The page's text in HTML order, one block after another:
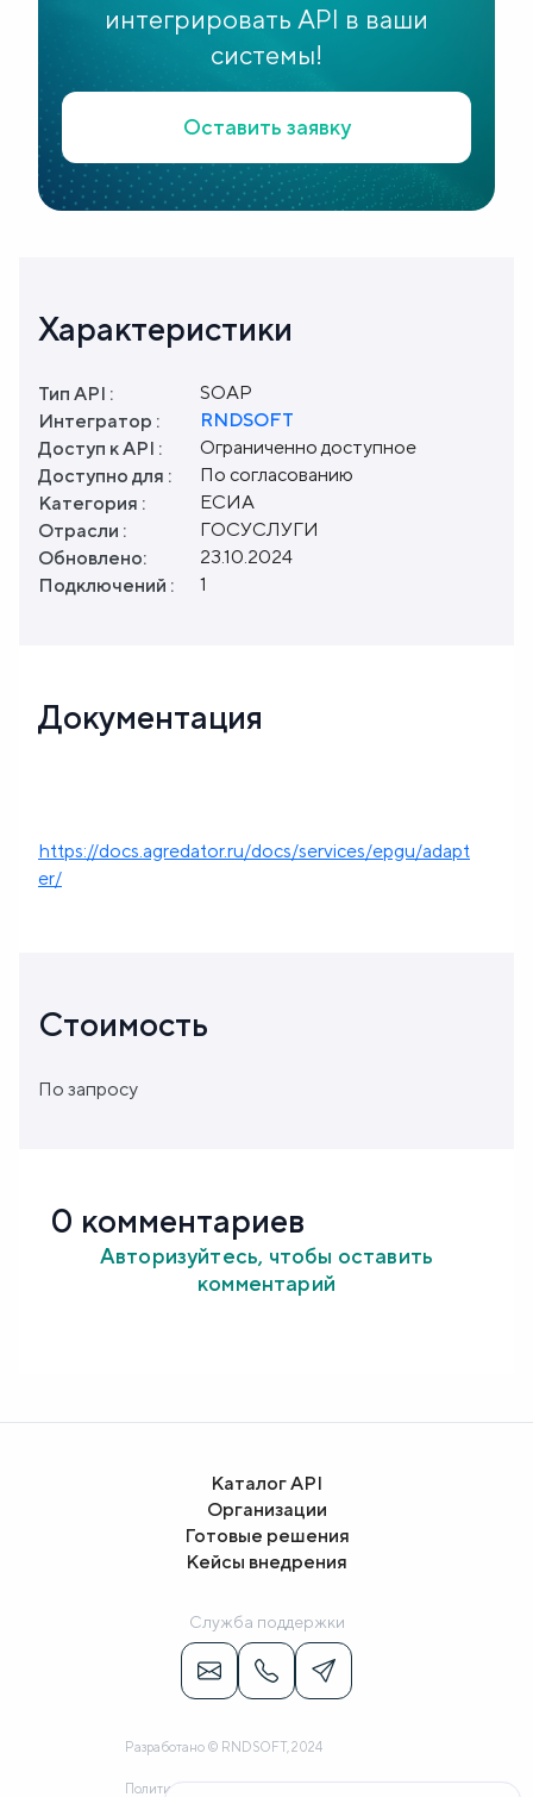
интегрировать API в ваши
системы!
Оставить заявку
Характеристики
Тип API :
SOAP
Интегратор :
RNDSOFT
Доступ к API :
Ограниченно доступное
Доступно для :
По согласованию
Категория :
ЕСИА
Отрасли :
ГОСУСЛУГИ
Обновлено:
23.10.2024
Подключений :
1
Документация
https://docs.agredator.ru/docs/services/epgu/adapt
er/
Стоимость
По запросу
0 комментариев
Авторизуйтесь, чтобы оставить
комментарий
Каталог API
Организации
Готовые решения
Кейсы внедрения
Служба поддержки
Разработано © RNDSOFT, 2024
Политика конфиденциальности